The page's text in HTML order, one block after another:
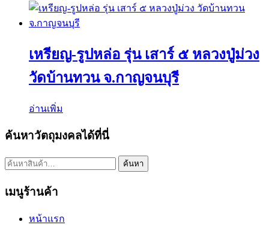
เหรียญ-รูปหล่อ รุ่น เสาร์ ๕ หลวงปู่ม่วง
วัดบ้านทวน จ.กาญจนบุรี
อ่านเพิ่ม
ค้นหาวัตถุมงคลได้ที่นี่
ค้นหา: ค้นหา
เมนูร้านค้า
หน้าแรก